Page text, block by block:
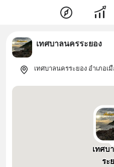
เทศบาลนครระยอง
เทศบาลนครระยอง อำเภอเ
เทศบ
ระ